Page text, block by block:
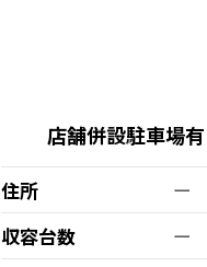
店舗併設駐車場
住所
ー
収容台数
ー